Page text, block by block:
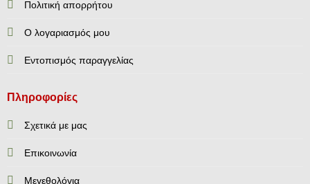
Πολιτική απορρήτου
Ο λογαριασμός μου
Εντοπισμός παραγγελίας
Πληροφορίες
Σχετικά με μας
Επικοινωνία
Mεγεθολόγια